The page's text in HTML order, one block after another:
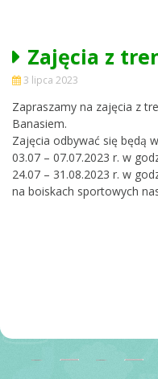
Zajęcia z
3 lipca 2023
Zapraszamy na zajęcia z
Banasiem.
Zajęcia odbywać się będą
03.07 – 07.07.2023 r. w
24.07 – 31.08.2023 r. w
na boiskach sportowych